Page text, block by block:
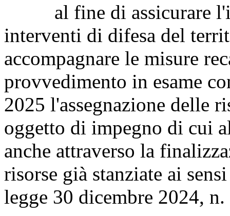
al fine di assicurare
interventi di difesa del
accompagnare le misure
provvedimento in esame
2025 l'assegnazione delle
oggetto di impegno di cui
anche attraverso la
risorse già stanziate ai
legge 30 dicembre 2024,